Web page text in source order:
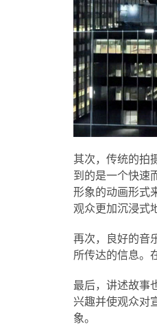
其次，传统的拍
到的是一个快速
形象的动画形式
观众更加沉浸式
再次，良好的音
所传达的信息。
最后，讲述故事
兴趣并使观众对
象。